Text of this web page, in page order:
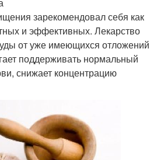
Настойка против
холестерина
зарекомендовал себя как
и эффективных. Лекарство
от уже имеющихся отложений
поддерживать нормальный
снижает концентрацию